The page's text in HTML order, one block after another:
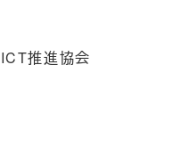
推進協会